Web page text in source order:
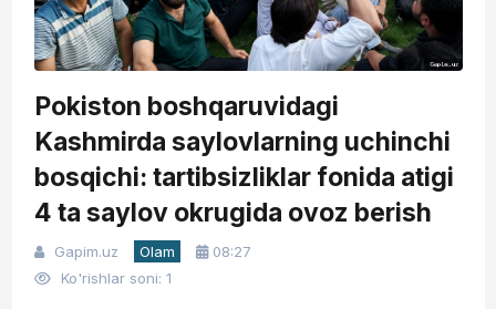
Pokiston boshqaruvidagi
Kashmirda saylovlarning uchinchi
bosqichi: tartibsizliklar fonida atigi
4 ta saylov okrugida ovoz berish
Gapim.uz Olam
08:27
Ko'rishlar soni: 1